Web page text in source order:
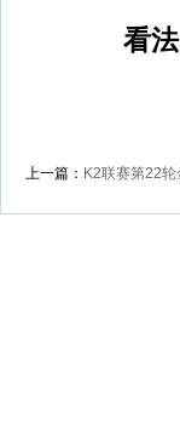
看法
上一篇： K2联赛第22